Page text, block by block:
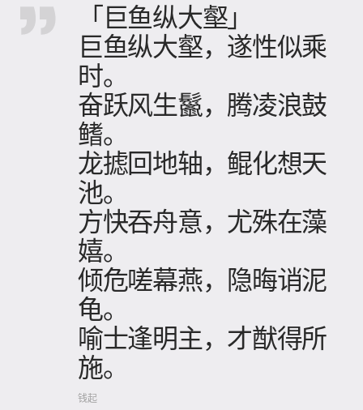
「巨鱼纵大壑」
巨鱼纵大壑，遂性似乘
时。
奋跃风生鬣，腾凌浪鼓
鳍。
龙摅回地轴，鲲化想天
池。
方快吞舟意，尤殊在藻
嬉。
倾危嗟幕燕，隐晦诮泥
龟。
喻士逢明主，才猷得所
施。
钱起